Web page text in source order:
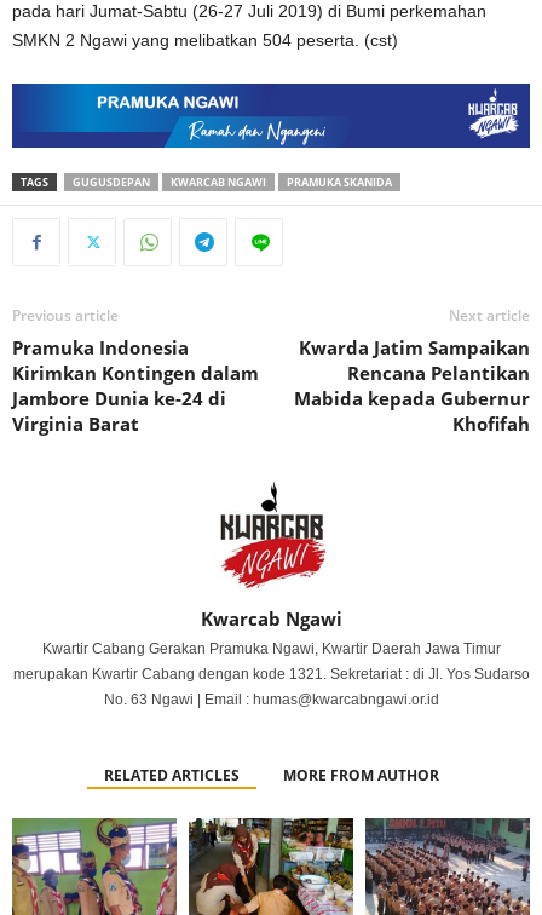
pada hari Jumat-Sabtu (26-27 Juli 2019) di Bumi perkemahan
SMKN 2 Ngawi yang melibatkan 504 peserta. (cst)
TAGS GUGUSDEPAN KWARCAB NGAWI PRAMUKA SKANIDA
Previous article
Pramuka Indonesia
Kirimkan Kontingen dalam
Jambore Dunia ke-24 di
Virginia Barat
Next article
Kwarda Jatim Sampaikan
Rencana Pelantikan
Mabida kepada Gubernur
Khofifah
Kwarcab Ngawi
Kwartir Cabang Gerakan Pramuka Ngawi, Kwartir Daerah Jawa Timur
merupakan Kwartir Cabang dengan kode 1321. Sekretariat : di Jl. Yos Sudarso
No. 63 Ngawi | Email : humas@kwarcabngawi.or.id
RELATED ARTICLES MORE FROM AUTHOR